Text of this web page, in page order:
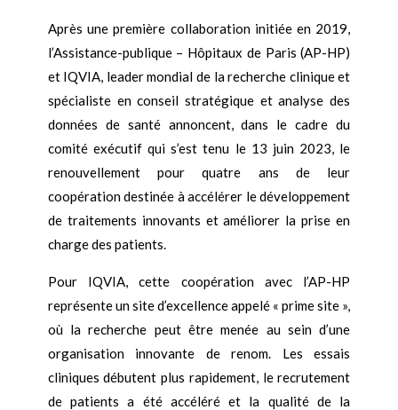
Après une première collaboration initiée en 2019,
l’Assistance-publique – Hôpitaux de Paris (AP-HP)
et IQVIA, leader mondial de la recherche clinique et
spécialiste en conseil stratégique et analyse des
données de santé annoncent, dans le cadre du
comité exécutif qui s’est tenu le 13 juin 2023, le
renouvellement pour quatre ans de leur
coopération destinée à accélérer le développement
de traitements innovants et améliorer la prise en
charge des patients.
Pour IQVIA, cette coopération avec l’AP-HP
représente un site d’excellence appelé « prime site »,
où la recherche peut être menée au sein d’une
organisation innovante de renom. Les essais
cliniques débutent plus rapidement, le recrutement
de patients a été accéléré et la qualité de la